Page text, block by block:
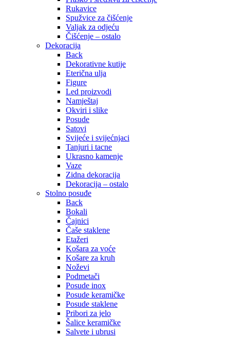
Rukavice
Spužvice za čišćenje
Valjak za odjeću
Čišćenje – ostalo
Dekoracija
Back
Dekorativne kutije
Eterična ulja
Figure
Led proizvodi
Namještaj
Okviri i slike
Posude
Satovi
Svijeće i svijećnjaci
Tanjuri i tacne
Ukrasno kamenje
Vaze
Zidna dekoracija
Dekoracija – ostalo
Stolno posuđe
Back
Bokali
Čajnici
Čaše staklene
Etažeri
Košara za voće
Košare za kruh
Noževi
Podmetači
Posude inox
Posude keramičke
Posude staklene
Pribori za jelo
Šalice keramičke
Salvete i ubrusi